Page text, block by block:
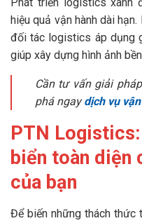
hiệu quả vận hành dài
đối tác logistics áp dụng
giúp xây dựng hình ảnh
Cần tư vấn giải
phá ngaydịch vụ
PTN
biển toàn diện
của bạn
Để biến những thách thức